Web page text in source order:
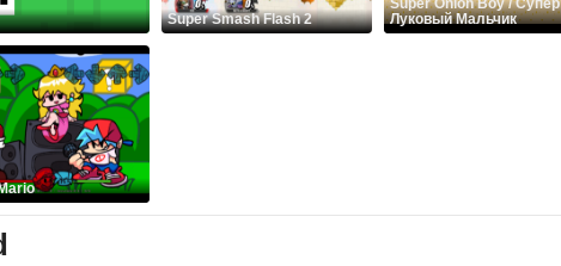
Super Smash Flash 2
Луковый Мальчик